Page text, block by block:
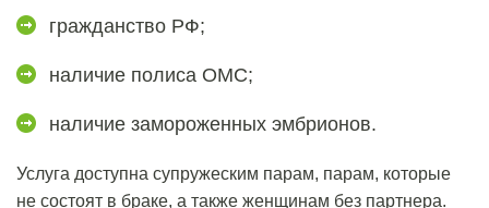
гражданство РФ;
наличие полиса ОМС;
наличие замороженных эмбрионов.
Услуга доступна супружеским парам, парам, которые
не состоят в браке, а также женщинам без партнера.